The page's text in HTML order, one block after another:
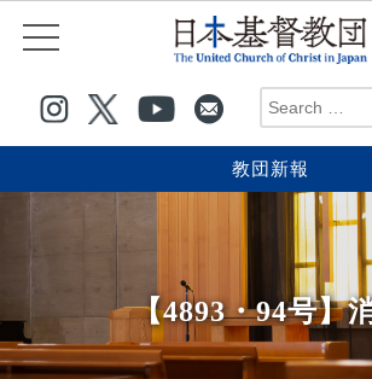
教団新報
【4893・94号】